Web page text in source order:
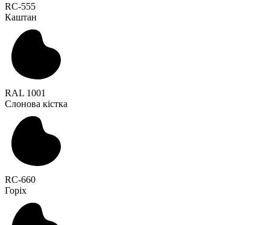
RC-555
Каштан
RAL 1001
Слонова кістка
RC-660
Горіх